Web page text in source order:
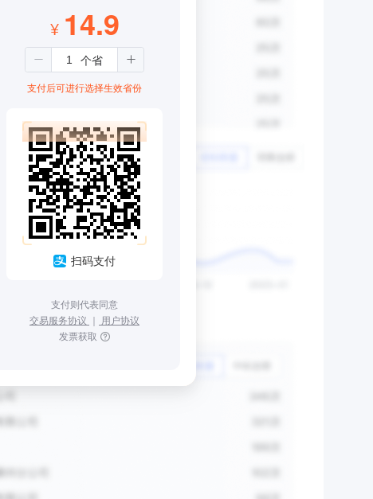
¥ 14.9
支付后可进行选择生效省份
扫码支付
支付则代表同意
交易服务协议 ｜ 用户协议
发票获取